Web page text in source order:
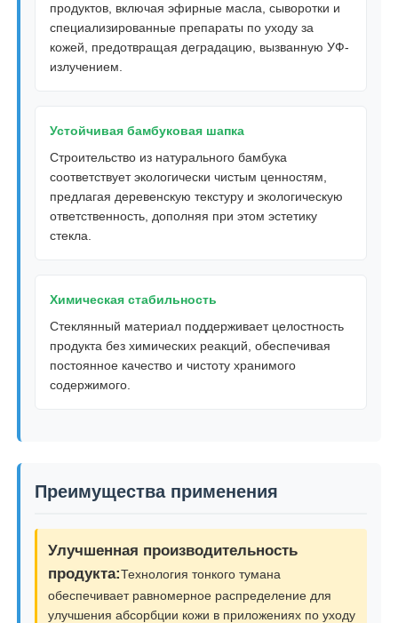
Косметическая бутылка ролика
Пластическая крышка
Косметическая капельница
Насос левого и правого блокировки
Насос лосьона с застежкой
Точный спрейер тумана
носовой спрейер
спрейер пуска
продуктов, включая эфирные масла, сыворотки и
специализированные препараты по уходу за
кожей, предотвращая деградацию, вызванную УФ-
излучением.
Устойчивая бамбуковая шапка
Строительство из натурального бамбука
соответствует экологически чистым ценностям,
предлагая деревенскую текстуру и экологическую
ответственность, дополняя при этом эстетику
стекла.
Химическая стабильность
Стеклянный материал поддерживает целостность
продукта без химических реакций, обеспечивая
постоянное качество и чистоту хранимого
содержимого.
Преимущества применения
Улучшенная производительность
продукта:Технология тонкого тумана
обеспечивает равномерное распределение для
улучшения абсорбции кожи в приложениях по уходу